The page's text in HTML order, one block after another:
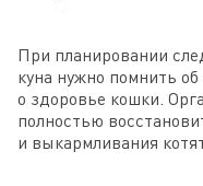
При планировании
куна нужно помнить
о здоровье кошки.
полностью
и выкармливания